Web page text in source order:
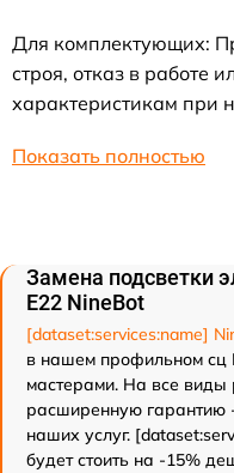
Для комплектующих:
строя, отказ в работе
характеристикам при
Показать полностью
Замена подсветки
E22 NineBot
[dataset:services:name]
в нашем профильном сц
мастерами. На все виды
расширенную гарантию
наших услуг.
будет стоить на -15%